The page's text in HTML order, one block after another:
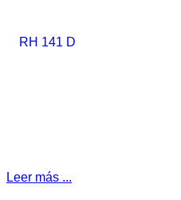
Leer más ...